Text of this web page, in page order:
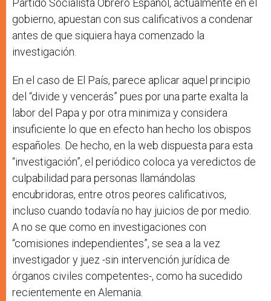
Partido Socialista Obrero Español, actualmente en el
gobierno, apuestan con sus calificativos a condenar
antes de que siquiera haya comenzado la
investigación.
En el caso de El País, parece aplicar aquel principio
del “divide y vencerás” pues por una parte exalta la
labor del Papa y por otra minimiza y considera
insuficiente lo que en efecto han hecho los obispos
españoles. De hecho, en la web dispuesta para esta
“investigación”, el periódico coloca ya veredictos de
culpabilidad para personas llamándolas
encubridoras, entre otros peores calificativos,
incluso cuando todavía no hay juicios de por medio.
A no se que como en investigaciones con
“comisiones independientes”, se sea a la vez
investigador y juez -sin intervención jurídica de
órganos civiles competentes-, como ha sucedido
recientemente en Alemania.